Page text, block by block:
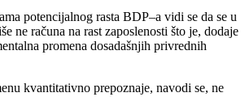
potencijalnog rasta BDP‒a vidi se da se u
ne računa na rast zaposlenosti što je, dodaje
promena dosadašnjih privrednih
kvantitativno prepoznaje, navodi se, ne